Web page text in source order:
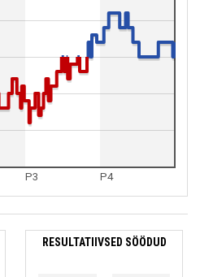
P3 P4
RESULTATIIVSED SÖÖDUD